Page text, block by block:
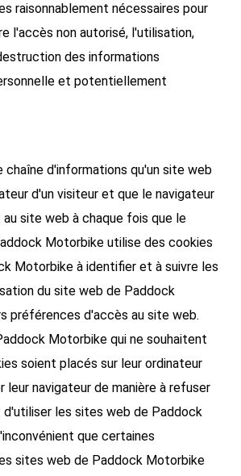
raisonnablement nécessaires pour
l'accès non autorisé, l'utilisation,
des informations
et potentiellement
chaîne d'informations qu'un site web
d'un visiteur et que le navigateur
site web à chaque fois que le
Motorbike utilise des cookies
Motorbike à identifier et à suivre les
du site web de Paddock
préférences d'accès au site web.
Motorbike qui ne souhaitent
soient placés sur leur ordinateur
leur navigateur de manière à refuser
d'utiliser les sites web de Paddock
que certaines
sites web de Paddock Motorbike